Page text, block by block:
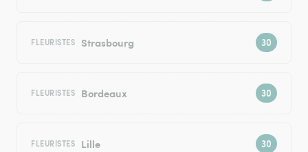
FLEURISTES Strasbourg
FLEURISTES Bordeaux
FLEURISTES Lille